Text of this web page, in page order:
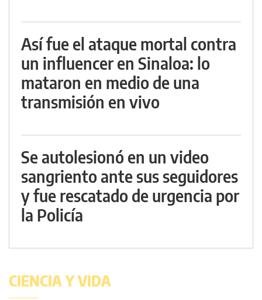
Así fue el ataque mortal contra
un influencer en Sinaloa: lo
mataron en medio de una
transmisión en vivo
Se autolesionó en un video
sangriento ante sus seguidores
y fue rescatado de urgencia por
la Policía
CIENCIA Y VIDA